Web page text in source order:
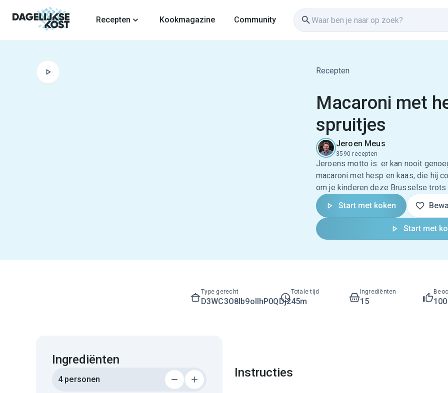
Recepten
Kookmagazine Community
Recepten
Macaroni met
spruitjes
Jeroen Meus
3590 recepten
Jeroens motto is: er kan nooit
macaroni met hesp en kaas, die hij
om je kinderen deze Brusselse trots
Start met koken
Start met
Type gerecht
D3WC3O8lb9ollhP0QDj2
Totale tijd
45m
Ingrediënten
15
Ingrediënten
4 personen Instructies